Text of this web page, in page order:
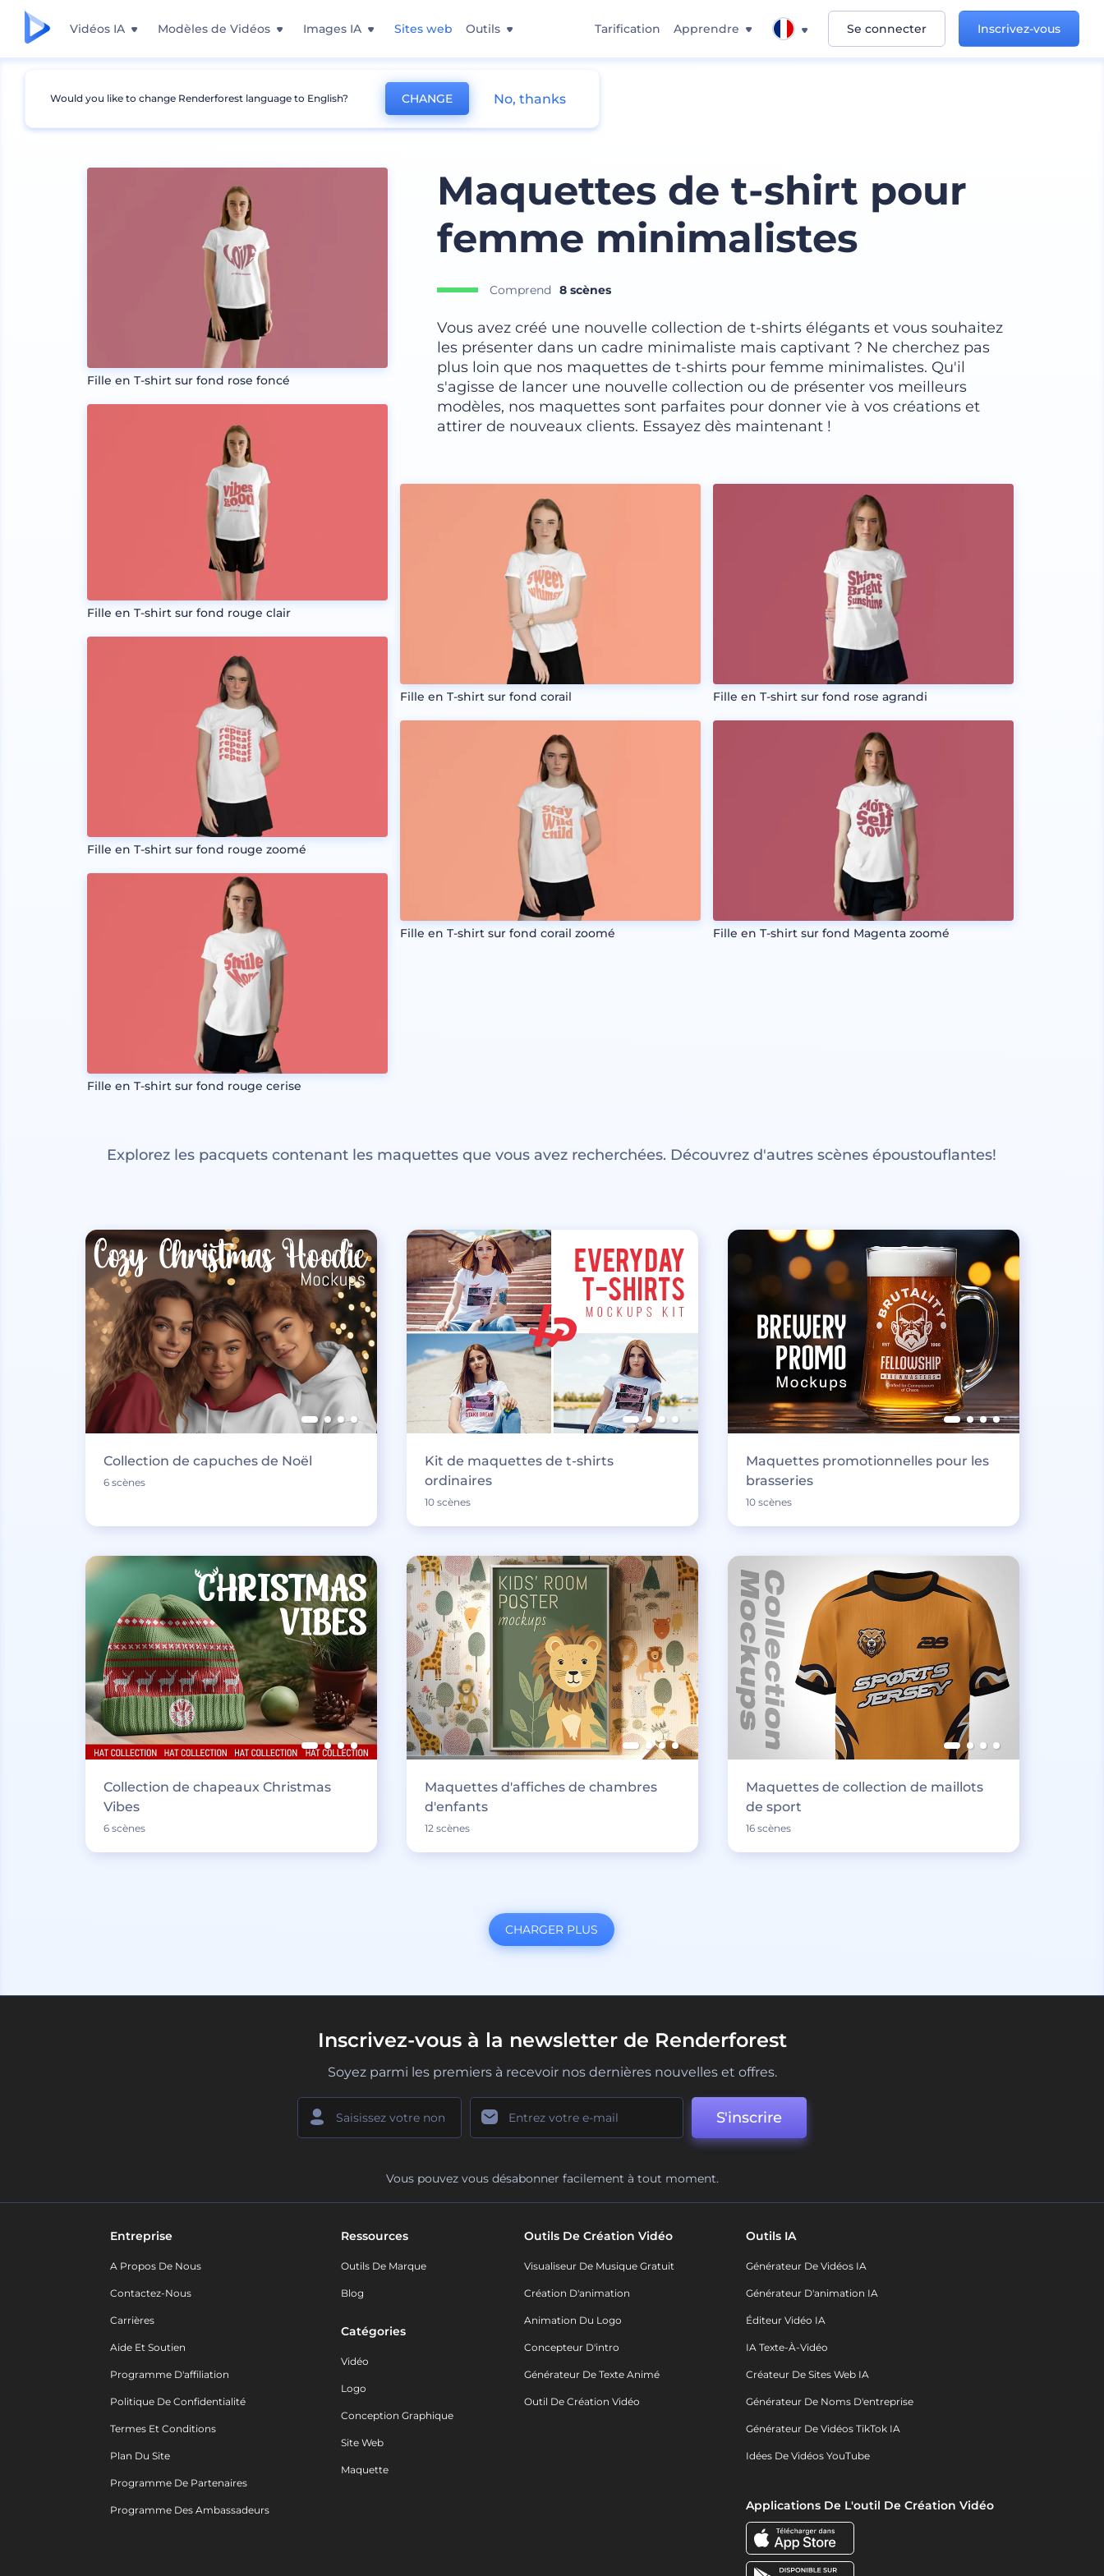
Vidéos IA Modèles de Vidéos Images IA Sites web Outils Tarification Apprendre Se connecter Inscrivez-vous
Mockups Vêtements Mockup de t-shirt
Fille en T-shirt sur fond rose foncé
Fille en T-shirt sur fond rouge clair
Fille en T-shirt sur fond rouge zoomé
Fille en T-shirt sur fond rouge cerise
Maquettes de t-shirt pour
femme minimalistes
Comprend 8 scènes
Vous avez créé une nouvelle collection de t-shirts élégants et vous souhaitez
les présenter dans un cadre minimaliste mais captivant ? Ne cherchez pas
plus loin que nos maquettes de t-shirts pour femme minimalistes. Qu'il
s'agisse de lancer une nouvelle collection ou de présenter vos meilleurs
modèles, nos maquettes sont parfaites pour donner vie à vos créations et
attirer de nouveaux clients. Essayez dès maintenant !
Fille en T-shirt sur fond corail
Fille en T-shirt sur fond corail zoomé
Fille en T-shirt sur fond rose agrandi
Fille en T-shirt sur fond Magenta zoomé
Explorez les pacquets contenant les maquettes que vous avez recherchées. Découvrez d'autres scènes époustouflantes!
Collection de capuches de Noël
6 scènes
Kit de maquettes de t-shirts
ordinaires
10 scènes
Maquettes promotionnelles pour les
brasseries
10 scènes
Collection de chapeaux Christmas
Vibes
6 scènes
Maquettes d'affiches de chambres
d'enfants
12 scènes
Maquettes de collection de maillots
de sport
16 scènes
CHARGER PLUS
Inscrivez-vous à la newsletter de Renderforest
Soyez parmi les premiers à recevoir nos dernières nouvelles et offres.
S'inscrire
Vous pouvez vous désabonner facilement à tout moment.
Entreprise
A Propos De Nous
Contactez-Nous
Carrières
Aide Et Soutien
Programme D'affiliation
Politique De Confidentialité
Termes Et Conditions
Plan Du Site
Programme De Partenaires
Programme Des Ambassadeurs
Ressources
Outils De Marque
Blog
Catégories
Vidéo
Logo
Conception Graphique
Site Web
Maquette
Outils De Création Vidéo
Visualiseur De Musique Gratuit
Création D'animation
Animation Du Logo
Concepteur D'intro
Générateur De Texte Animé
Outil De Création Vidéo
Outils IA
Générateur De Vidéos IA
Générateur D'animation IA
Éditeur Vidéo IA
IA Texte-À-Vidéo
Créateur De Sites Web IA
Générateur De Noms D'entreprise
Générateur De Vidéos TikTok IA
Idées De Vidéos YouTube
Applications De L'outil De Création Vidéo
Would you like to change Renderforest language to English? CHANGE No, thanks